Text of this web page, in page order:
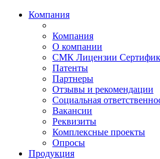
Компания
Компания
О компании
СМК Лицензии
Патенты
Партнеры
Отзывы и рекомендации
Социальная
Вакансии
Реквизиты
Комплексные проекты
Опросы
Продукция